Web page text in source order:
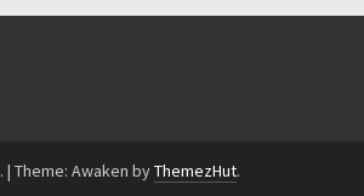
. | Theme: Awaken byThemezHut.